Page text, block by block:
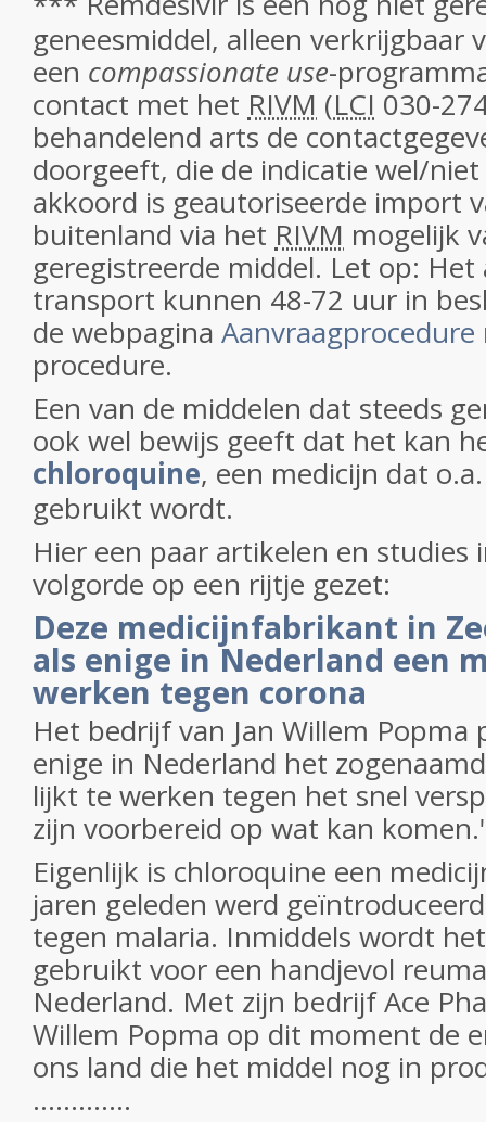
geneesmiddel, alleen verkrijgbaar
een compassionate use-
contact met het RIVM (LCI 030-
behandelend arts de
doorgeeft, die de indicatie wel/
akkoord is geautoriseerde import
buitenland via het RIVM mogelijk
geregistreerde middel. Let op: Het
transport kunnen 48-72 uur in
de webpagina Aanvraagprocedure
procedure.
Een van de middelen dat steeds
ook wel bewijs geeft dat het kan
chloroquine, een medicijn dat
gebruikt wordt.
Hier een paar artikelen en studies
volgorde op een rijtje gezet:
Deze medicijnfabrikant in
als enige in Nederland een
werken tegen corona
Het bedrijf van Jan Willem Popma
enige in Nederland het
lijkt te werken tegen het snel
zijn voorbereid op wat kan
Eigenlijk is chloroquine een
jaren geleden werd
tegen malaria. Inmiddels wordt
gebruikt voor een handjevol
Nederland. Met zijn bedrijf Ace
Willem Popma op dit moment de
ons land die het middel nog in
.............